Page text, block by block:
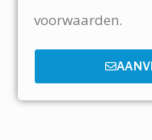
voorwaarden.